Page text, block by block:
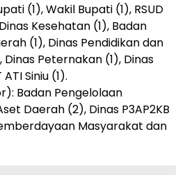
(1), Wakil Bupati (1), RSUD
Kesehatan (1), Badan
(1), Dinas Pendidikan dan
Dinas Peternakan (1), Dinas
ATI Siniu (1).
Badan Pengelolaan
Daerah (2), Dinas P3AP2KB
Masyarakat dan